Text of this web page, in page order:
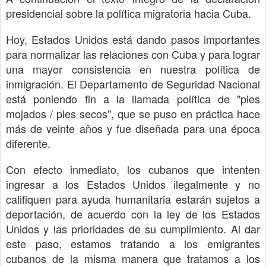
presidencial sobre la política migratoria hacia Cuba.
Hoy, Estados Unidos está dando pasos importantes
para normalizar las relaciones con Cuba y para lograr
una mayor consistencia en nuestra política de
inmigración. El Departamento de Seguridad Nacional
está poniendo fin a la llamada política de "pies
mojados / pies secos", que se puso en práctica hace
más de veinte años y fue diseñada para una época
diferente.
Con efecto inmediato, los cubanos que intenten
ingresar a los Estados Unidos ilegalmente y no
califiquen para ayuda humanitaria estarán sujetos a
deportación, de acuerdo con la ley de los Estados
Unidos y las prioridades de su cumplimiento. Al dar
este paso, estamos tratando a los emigrantes
cubanos de la misma manera que tratamos a los